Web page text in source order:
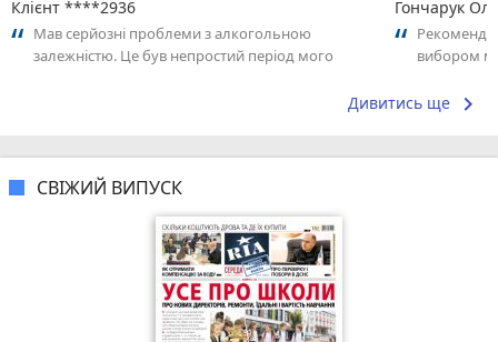
Клієнт ****2936
Мав серйозні проблеми з алкогольною
залежністю. Це був непростий період мого
Гончарук
вибором
Дивитись ще keyboard_arrow_right
СВІЖИЙ ВИПУСК